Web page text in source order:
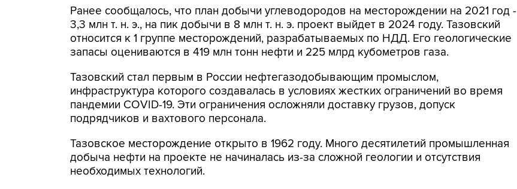
Ранее сообщалось, что план добычи углеводородов на месторождении на 2021 год -
3,3 млн т. н. э., на пик добычи в 8 млн т. н. э. проект выйдет в 2024 году. Тазовский
относится к 1 группе месторождений, разрабатываемых по НДД. Его геологические
запасы оцениваются в 419 млн тонн нефти и 225 млрд кубометров газа.
Тазовский стал первым в России нефтегазодобывающим промыслом,
инфраструктура которого создавалась в условиях жестких ограничений во время
пандемии COVID-19. Эти ограничения осложняли доставку грузов, допуск
подрядчиков и вахтового персонала.
Тазовское месторождение открыто в 1962 году. Много десятилетий промышленная
добыча нефти на проекте не начиналась из-за сложной геологии и отсутствия
необходимых технологий.